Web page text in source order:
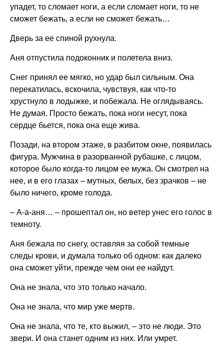
упадет, то сломает ноги, а если сломает ноги, то не
сможет бежать, а если не сможет бежать…
Дверь за ее спиной рухнула.
Аня отпустила подоконник и полетела вниз.
Снег принял ее мягко, но удар был сильным. Она
перекатилась, вскочила, чувствуя, как что-то
хрустнуло в лодыжке, и побежала. Не оглядываясь.
Не думая. Просто бежать, пока ноги несут, пока
сердце бьется, пока она еще жива.
Позади, на втором этаже, в разбитом окне, появилась
фигура. Мужчина в разорванной рубашке, с лицом,
которое было когда-то лицом ее мужа. Он смотрел на
нее, и в его глазах – мутных, белых, без зрачков – не
было ничего, кроме голода.
– А-а-аня… – прошептал он, но ветер унес его голос в
темноту.
Аня бежала по снегу, оставляя за собой темные
следы крови, и думала только об одном: как далеко
она сможет уйти, прежде чем они ее найдут.
Она не знала, что это только начало.
Она не знала, что мир уже мертв.
Она не знала, что те, кто выжил, – это не люди. Это
звери. И она станет одним из них. Или умрет.